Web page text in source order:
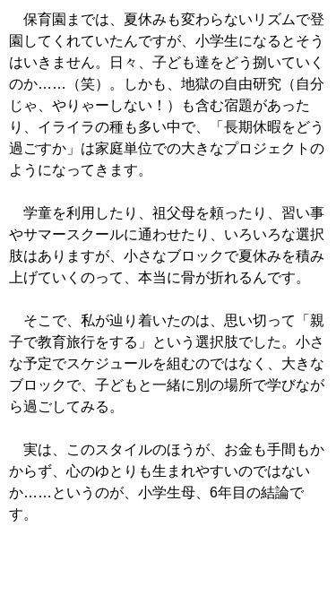
保育園までは、夏休みも変わらないリズムで登
園してくれていたんですが、小学生になるとそう
はいきません。日々、子ども達をどう捌いていく
のか……（笑）。しかも、地獄の自由研究（自分
じゃ、やりゃーしない！）も含む宿題があった
り、イライラの種も多い中で、「長期休暇をどう
過ごすか」は家庭単位での大きなプロジェクトの
ようになってきます。
学童を利用したり、祖父母を頼ったり、習い事
やサマースクールに通わせたり、いろいろな選択
肢はありますが、小さなブロックで夏休みを積み
上げていくのって、本当に骨が折れるんです。
そこで、私が辿り着いたのは、思い切って「親
子で教育旅行をする」という選択肢でした。小さ
な予定でスケジュールを組むのではなく、大きな
ブロックで、子どもと一緒に別の場所で学びなが
ら過ごしてみる。
実は、このスタイルのほうが、お金も手間もか
からず、心のゆとりも生まれやすいのではない
か……というのが、小学生母、6年目の結論で
す。